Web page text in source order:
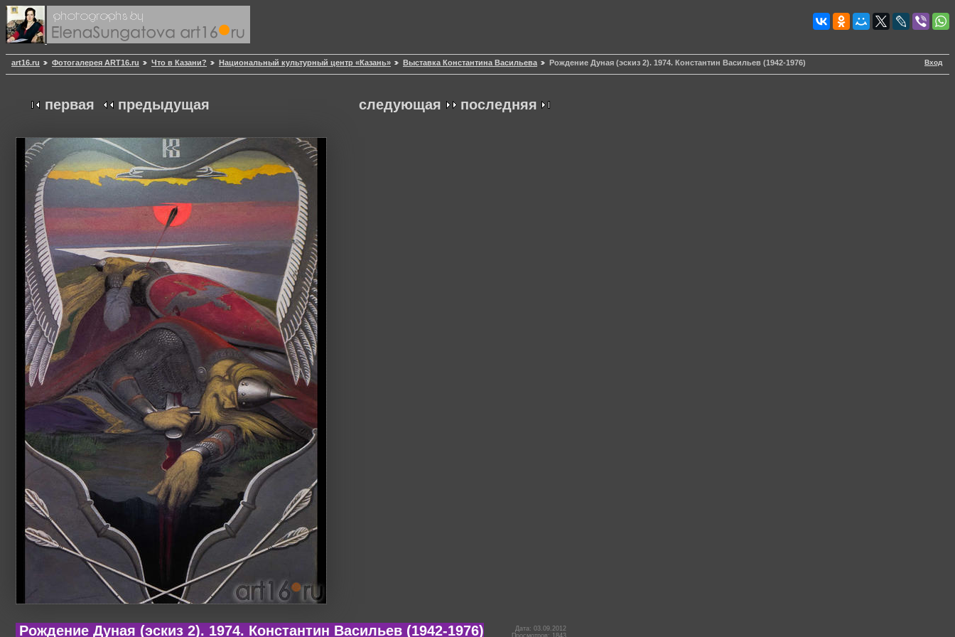
Вход
art16.ru Фотогалерея ART16.ru Что в Казани? Национальный культурный центр «Казань» Выставка Константина Васильева Рождение Дуная (эскиз 2). 1974. Константин Васильев (1942-1976)
следующая последняя
первая предыдущая
Рождение Дуная (эскиз 2). 1974. Константин Васильев (1942-1976)
Дата: 03.09.2012